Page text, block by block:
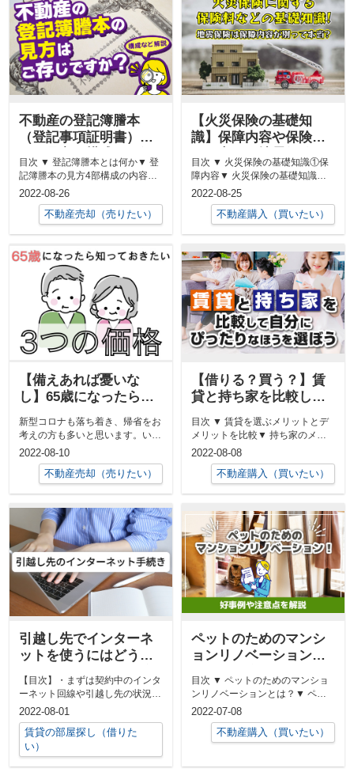
不動産の登記簿謄本
（登記事項証明書）と
は？見方や構成など解
説
目次 ▼ 登記簿謄本とは何か▼ 登
記簿謄本の見方4部構成の内容に
ついて▼ 登記簿謄本に記された
2022-08-26
不動産売却（売りたい）
【火災保険の基礎知
識】保障内容や保険料
の目安は？地震保険と
の違いって？
目次 ▼ 火災保険の基礎知識①保
障内容▼ 火災保険の基礎知識②
地震保険▼ 火災保険の基礎知識
③保...
2022-08-25
不動産購入（買いたい）
【備えあれば憂いな
し】65歳になったら知
新型コロナも落ち着き、帰省をお
考えの方も多いと思います。いよ
いよ団塊の世代が後期高齢者とな
る時期に差...
2022-08-10
不動産売却（売りたい）
【借りる？買う？】賃
貸と持ち家を比較して
を選ぼう
目次 ▼ 賃貸を選ぶメリットとデ
メリットを比較▼ 持ち家のメリ
ットとデメリットについて▼ 賃
貸に...
2022-08-08
不動産購入（買いたい）
引越し先でインターネ
ットを使うにはどうし
たらいい？手続きの流
れを解説！
【目次】・まずは契約中のインタ
ーネット回線や引越し先の状況を
確認しよう！・引越し先でも同じ
業者を継続...
2022-08-01
賃貸の部屋探し（借りた
い）
ペットのためのマンシ
ョンリノベーション！
好事例や注意点を解説
目次 ▼ ペットのためのマンショ
ンリノベーションとは？▼ ペッ
トのためのマンションリノベーシ
ョン...
2022-07-08
不動産購入（買いたい）